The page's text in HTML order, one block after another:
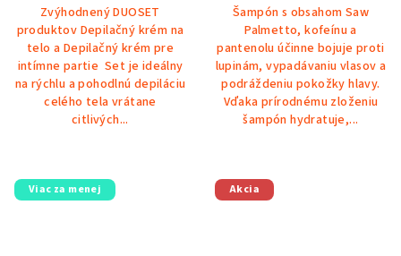
z
5
hviezdičiek.
Zvýhodnený DUOSET
produktov Depilačný krém na
telo a Depilačný krém pre
intímne partie Set je ideálny
na rýchlu a pohodlnú depiláciu
celého tela vrátane
citlivých...
z
5
hviezdičiek.
Šampón s obsahom Saw
Palmetto, kofeínu a
pantenolu účinne bojuje proti
lupinám, vypadávaniu vlasov a
podráždeniu pokožky hlavy.
Vďaka prírodnému zloženiu
šampón hydratuje,...
Viac za menej Akcia